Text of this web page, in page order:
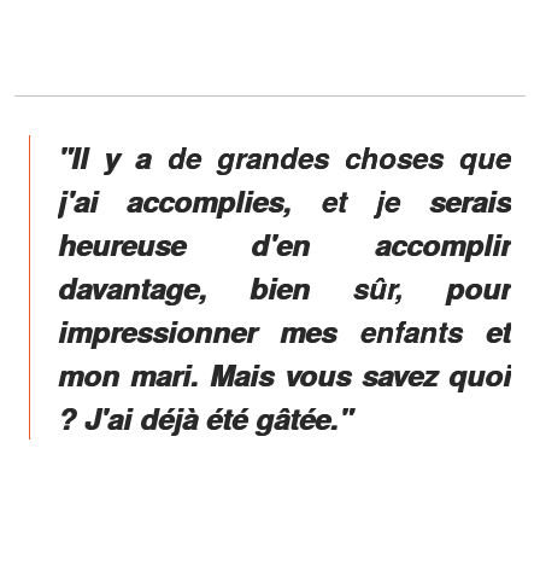
"Il y a de grandes choses que
j'ai accomplies, et je serais
heureuse d'en accomplir
davantage, bien sûr, pour
impressionner mes enfants et
mon mari. Mais vous savez quoi
? J'ai déjà été gâtée."